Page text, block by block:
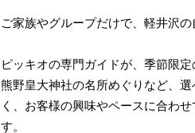
ご家族やグループだけで、軽井沢
ピッキオの専門ガイドが、季節限
熊野皇大神社の名所めぐりなど、
く、お客様の興味やペースに合わ
す。